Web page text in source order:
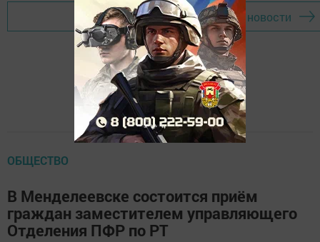
Перейти на страницу новости
ОБЩЕСТВО
В Менделеевске состоится приём
граждан заместителем управляющего
Отделения ПФР по РТ